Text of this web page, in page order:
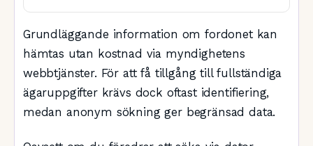
Grundläggande information om fordonet kan
hämtas utan kostnad via myndighetens
webbtjänster. För att få tillgång till fullständiga
ägaruppgifter krävs dock oftast identifiering,
medan anonym sökning ger begränsad data.